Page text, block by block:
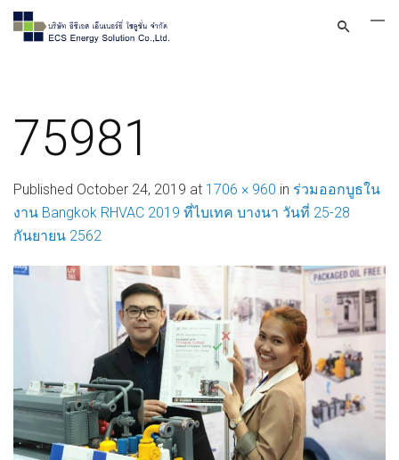
75981
Published October 24, 2019 at 1706 × 960 in ร่วมออกบูธใน
งาน Bangkok RHVAC 2019 ที่ไบเทค บางนา วันที่ 25-28
กันยายน 2562